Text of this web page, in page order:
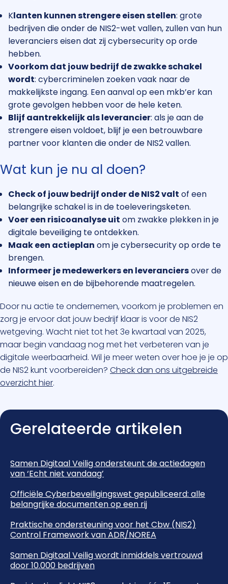
Klanten kunnen strengere eisen stellen: grote
bedrijven die onder de NIS2-wet vallen, zullen van hun
leveranciers eisen dat zij cybersecurity op orde
hebben.
Voorkom dat jouw bedrijf de zwakke schakel
wordt: cybercriminelen zoeken vaak naar de
makkelijkste ingang. Een aanval op een mkb’er kan
grote gevolgen hebben voor de hele keten.
Blijf aantrekkelijk als leverancier: als je aan de
strengere eisen voldoet, blijf je een betrouwbare
partner voor klanten die onder de NIS2 vallen.
Wat kun je nu al doen?
Check of jouw bedrijf onder de NIS2 valt of een
belangrijke schakel is in de toeleveringsketen.
Voer een risicoanalyse uit om zwakke plekken in je
digitale beveiliging te ontdekken.
Maak een actieplan om je cybersecurity op orde te
brengen.
Informeer je medewerkers en leveranciersover de
nieuwe eisen en de bijbehorende maatregelen.
Door nu actie te ondernemen, voorkom je problemen en
zorg je ervoor dat jouw bedrijf klaar is voor de NIS2
wetgeving. Wacht niet tot het 3e kwartaal van 2025,
maar begin vandaag nog met het verbeteren van je
digitale weerbaarheid. Wil je meer weten over hoe je je op
de NIS2 kunt voorbereiden? Check dan ons uitgebreide
overzicht hier.
Gerelateerde artikelen
Samen Digitaal Veilig ondersteunt de actiedagen
van ‘Echt niet vandaag’
Officiële Cyberbeveiligingswet gepubliceerd: alle
belangrijke documenten op een rij
Praktische ondersteuning voor het Cbw (NIS2)
Control Framework van ADR/NOREA
Samen Digitaal Veilig wordt inmiddels vertrouwd
door 10.000 bedrijven